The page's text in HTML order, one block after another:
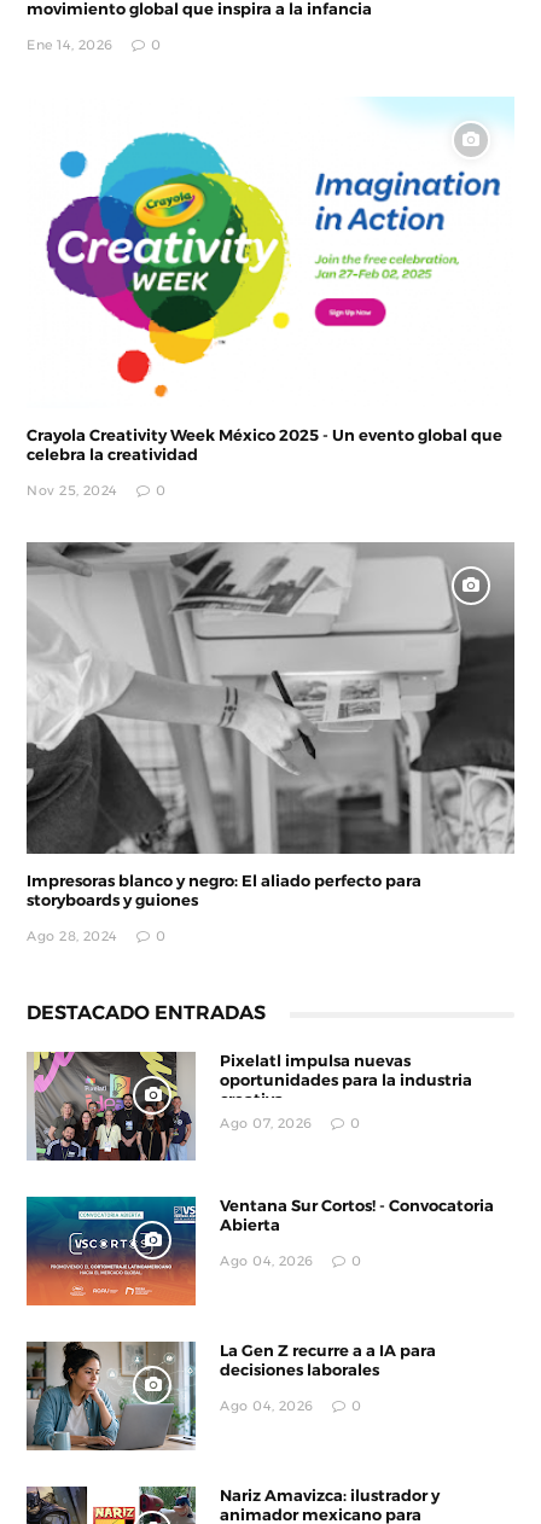
movimiento global que inspira a la infancia
Ene 14, 2026 0
Crayola Creativity Week México 2025 - Un evento global que
celebra la creatividad
Nov 25, 2024 0
Impresoras blanco y negro: El aliado perfecto para
storyboards y guiones
Ago 28, 2024 0
DESTACADO ENTRADAS
Pixelatl impulsa nuevas
oportunidades para la industria
creativa
Ago 07, 2026 0
Ventana Sur Cortos! - Convocatoria
Abierta
Ago 04, 2026 0
La Gen Z recurre a a IA para
decisiones laborales
Ago 04, 2026 0
Nariz Amavizca: ilustrador y
animador mexicano para